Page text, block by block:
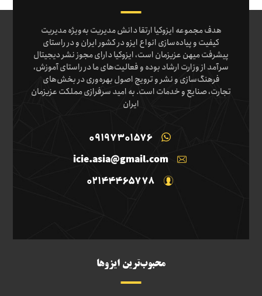
هدف مجموعه ایزوکیا ارتقا دانش مدیریت به‌ویژه مدیریت
کیفیت و پیاده‌سازی انواع ایزو در کشور ایران و در راستای
پیشرفت میهن عزیزمان است، ایزوکیا دارای مجوز نشر دیجیتال
سرآمد از وزارت ارشاد بوده و فعالیت‌های ما در راستای آموزش،
فرهنگ‌سازی و نشر و ترویج اصول بهره‌وری در بخش‌های
تجارت، صنایع و خدمات است. به امید سرفرازی مملکت عزیزمان
ایران
09197301576
icie.asia@gmail.com
02144465778
محبوب‌ترین ایزوها